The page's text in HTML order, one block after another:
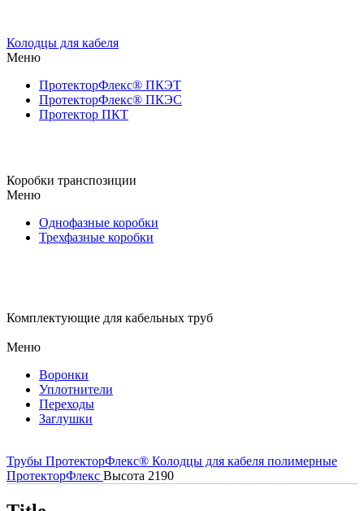
Колодцы для кабеля
Меню
ПротекторФлекс® ПКЭТ
ПротекторФлекс® ПКЭС
Протектор ПКТ
Коробки транспозиции
Меню
Однофазные коробки
Трехфазные коробки
Комплектующие для кабельных труб
Меню
Воронки
Уплотнители
Переходы
Заглушки
Трубы ПротекторФлекс® Колодцы для кабеля полимерные
ПротекторФлекс Высота 2190